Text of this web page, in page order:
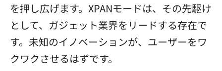
を押し広げます。XPANモードは、その先駆け
として、ガジェット業界をリードする存在で
す。未知のイノベーションが、ユーザーをワ
クワクさせるはずです。